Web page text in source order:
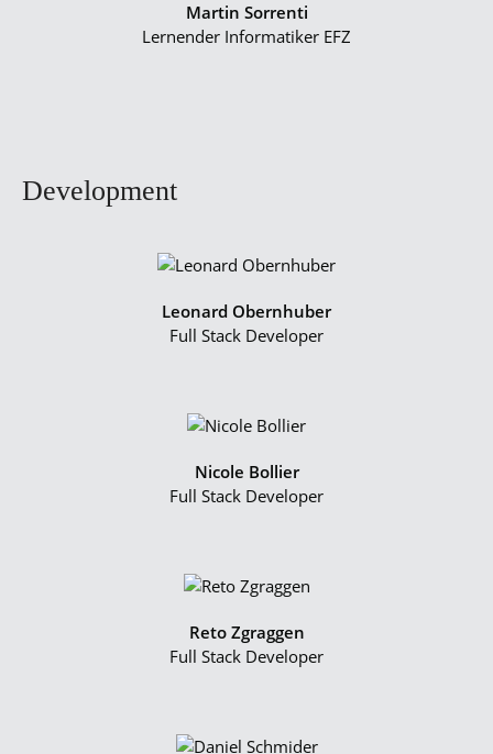
Martin Sorrenti
Lernender Informatiker EFZ
Development
Leonard Obernhuber
Full Stack Developer
Nicole Bollier
Full Stack Developer
Reto Zgraggen
Full Stack Developer